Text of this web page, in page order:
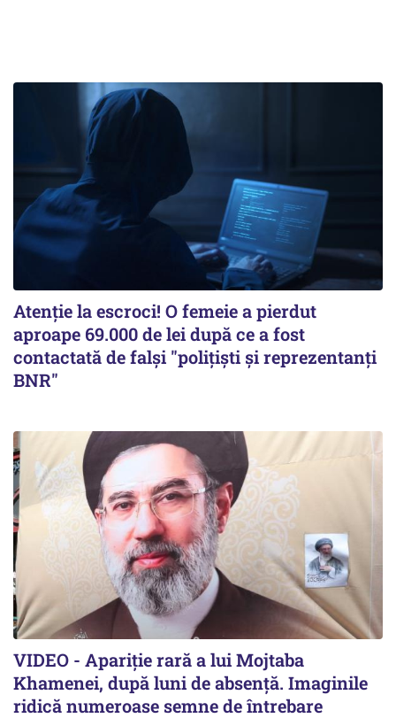
Atenție la escroci! O femeie a pierdut
aproape 69.000 de lei după ce a fost
contactată de falși "polițiști și reprezentanți
BNR"
VIDEO - Apariție rară a lui Mojtaba
Khamenei, după luni de absență. Imaginile
ridică numeroase semne de întrebare